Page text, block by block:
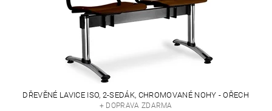
DŘEVĚNÉ LAVICE ISO, 2-SEDÁK, CHROMOVANÉ NOHY - OŘECH
+ DOPRAVA ZDARMA